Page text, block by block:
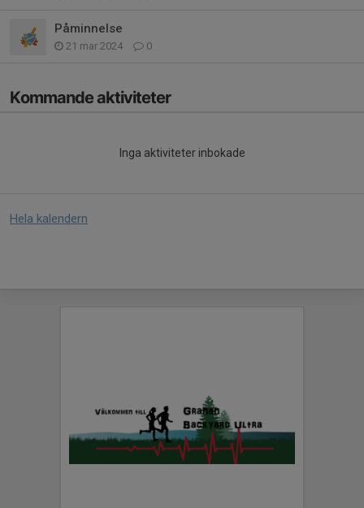
Påminnelse
21 mar 2024 0
Kommande aktiviteter
Inga aktiviteter inbokade
Hela kalendern